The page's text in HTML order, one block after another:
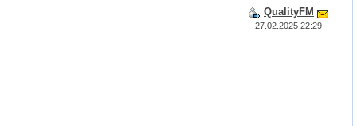
QualityFM
27.02.2025 22:29